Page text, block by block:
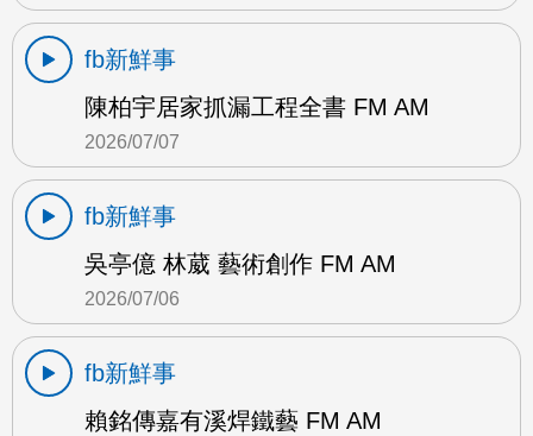
fb新鮮事
陳柏宇居家抓漏工程全書 FM AM
2026/07/07
fb新鮮事
吳亭億 林葳 藝術創作 FM AM
2026/07/06
fb新鮮事
賴銘傳嘉有溪焊鐵藝 FM AM